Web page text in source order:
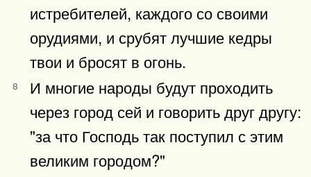
истребителей, каждого со своими
орудиями, и срубят лучшие кедры
твои и бросят в огонь.
8
И многие народы будут проходить
через город сей и говорить друг другу:
"за что Господь так поступил с этим
великим городом?"